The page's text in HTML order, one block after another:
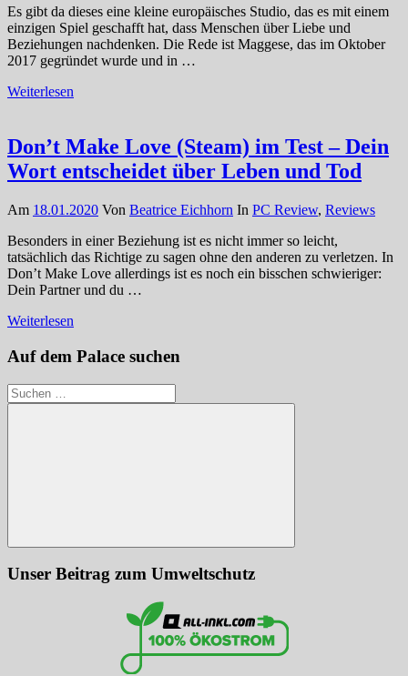
Es gibt da dieses eine kleine europäisches Studio, das es mit einem
einzigen Spiel geschafft hat, dass Menschen über Liebe und
Beziehungen nachdenken. Die Rede ist Maggese, das im Oktober
2017 gegründet wurde und in …
Weiterlesen
Don’t Make Love (Steam) im Test – Dein
Wort entscheidet über Leben und Tod
Am 18.01.2020 Von Beatrice Eichhorn In PC Review, Reviews
Besonders in einer Beziehung ist es nicht immer so leicht,
tatsächlich das Richtige zu sagen ohne den anderen zu verletzen. In
Don’t Make Love allerdings ist es noch ein bisschen schwieriger:
Dein Partner und du …
Weiterlesen
Auf dem Palace suchen
Suchen
nach:
Suchen
Unser Beitrag zum Umweltschutz